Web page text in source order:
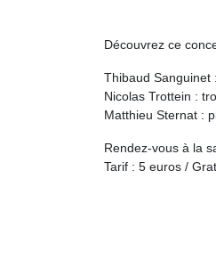
Découvrez ce
Thibaud Sanguinet
Nicolas Trottein :
Matthieu Sternat :
Rendez-vous à la
Tarif : 5 euros /